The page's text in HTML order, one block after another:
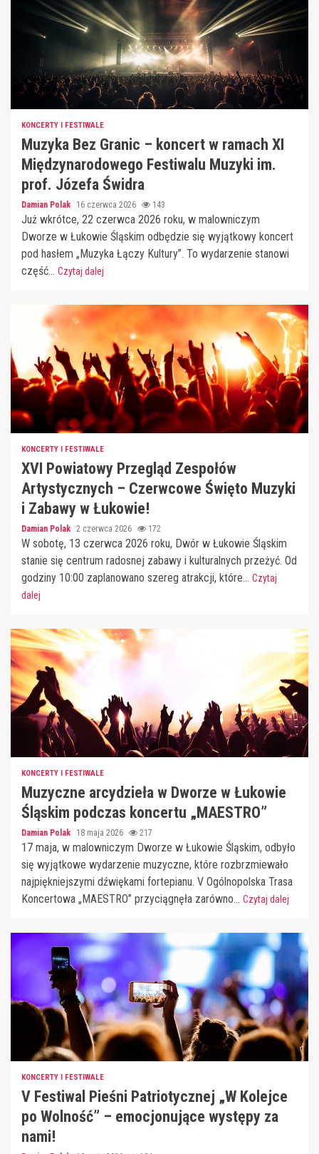
KONCERTY I FESTIWALE
Muzyka Bez Granic – koncert w ramach XI
Międzynarodowego Festiwalu Muzyki im.
prof. Józefa Świdra
Damian Polak 16 czerwca 2026 143
Już wkrótce, 22 czerwca 2026 roku, w malowniczym
Dworze w Łukowie Śląskim odbędzie się wyjątkowy koncert
pod hasłem „Muzyka Łączy Kultury”. To wydarzenie stanowi
część... Czytaj dalej
KONCERTY I FESTIWALE
XVI Powiatowy Przegląd Zespołów
Artystycznych – Czerwcowe Święto Muzyki
i Zabawy w Łukowie!
Damian Polak 2 czerwca 2026 172
W sobotę, 13 czerwca 2026 roku, Dwór w Łukowie Śląskim
stanie się centrum radosnej zabawy i kulturalnych przeżyć. Od
godziny 10:00 zaplanowano szereg atrakcji, które... Czytaj
dalej
KONCERTY I FESTIWALE
Muzyczne arcydzieła w Dworze w Łukowie
Śląskim podczas koncertu „MAESTRO”
Damian Polak 18 maja 2026 217
17 maja, w malowniczym Dworze w Łukowie Śląskim, odbyło
się wyjątkowe wydarzenie muzyczne, które rozbrzmiewało
najpiękniejszymi dźwiękami fortepianu. V Ogólnopolska Trasa
Koncertowa „MAESTRO” przyciągnęła zarówno... Czytaj dalej
KONCERTY I FESTIWALE
V Festiwal Pieśni Patriotycznej „W Kolejce
po Wolność” – emocjonujące występy za
nami!